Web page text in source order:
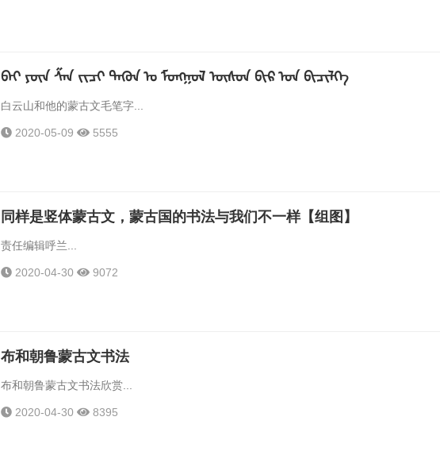
ᠪᠠᠢ ᠶᠦᠨ ᠱᠠᠨ ᠵᠢᠴᠢ ᠲᠡᠭᠦᠨ ᠤ ᠮᠣᠩᠭᠤᠯ ᠦᠰᠦᠨ ᠪᠢᠷ ᠤᠨ ᠪᠢᠴᠢᠯᠭᠡ
白云山和他的蒙古文毛笔字...
2020-05-09 5555
同样是竖体蒙古文，蒙古国的书法与我们不一样【组图】
责任编辑呼兰...
2020-04-30 9072
布和朝鲁蒙古文书法
布和朝鲁蒙古文书法欣赏...
2020-04-30 8395